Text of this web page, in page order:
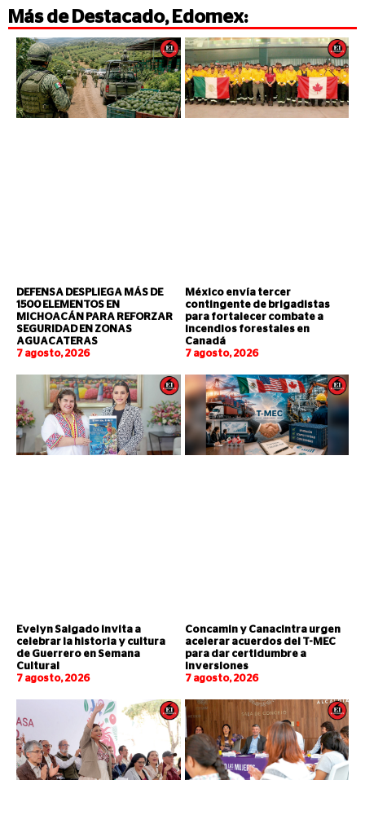
Más de Destacado, Edomex:
DEFENSA DESPLIEGA MÁS DE
1500 ELEMENTOS EN
MICHOACÁN PARA REFORZAR
SEGURIDAD EN ZONAS
AGUACATERAS
7 agosto, 2026
México envía tercer
contingente de brigadistas
para fortalecer combate a
incendios forestales en
Canadá
7 agosto, 2026
Evelyn Salgado invita a
celebrar la historia y cultura
de Guerrero en Semana
Cultural
7 agosto, 2026
Concamin y Canacintra urgen
acelerar acuerdos del T-MEC
para dar certidumbre a
inversiones
7 agosto, 2026